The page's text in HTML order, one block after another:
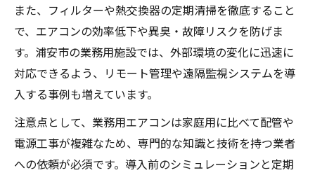
また、フィルターや熱交換器の定期清掃を徹底すること
で、エアコンの効率低下や異臭・故障リスクを防げま
す。浦安市の業務用施設では、外部環境の変化に迅速に
対応できるよう、リモート管理や遠隔監視システムを導
入する事例も増えています。
注意点として、業務用エアコンは家庭用に比べて配管や
電源工事が複雑なため、専門的な知識と技術を持つ業者
への依頼が必須です。導入前のシミュレーションと定期